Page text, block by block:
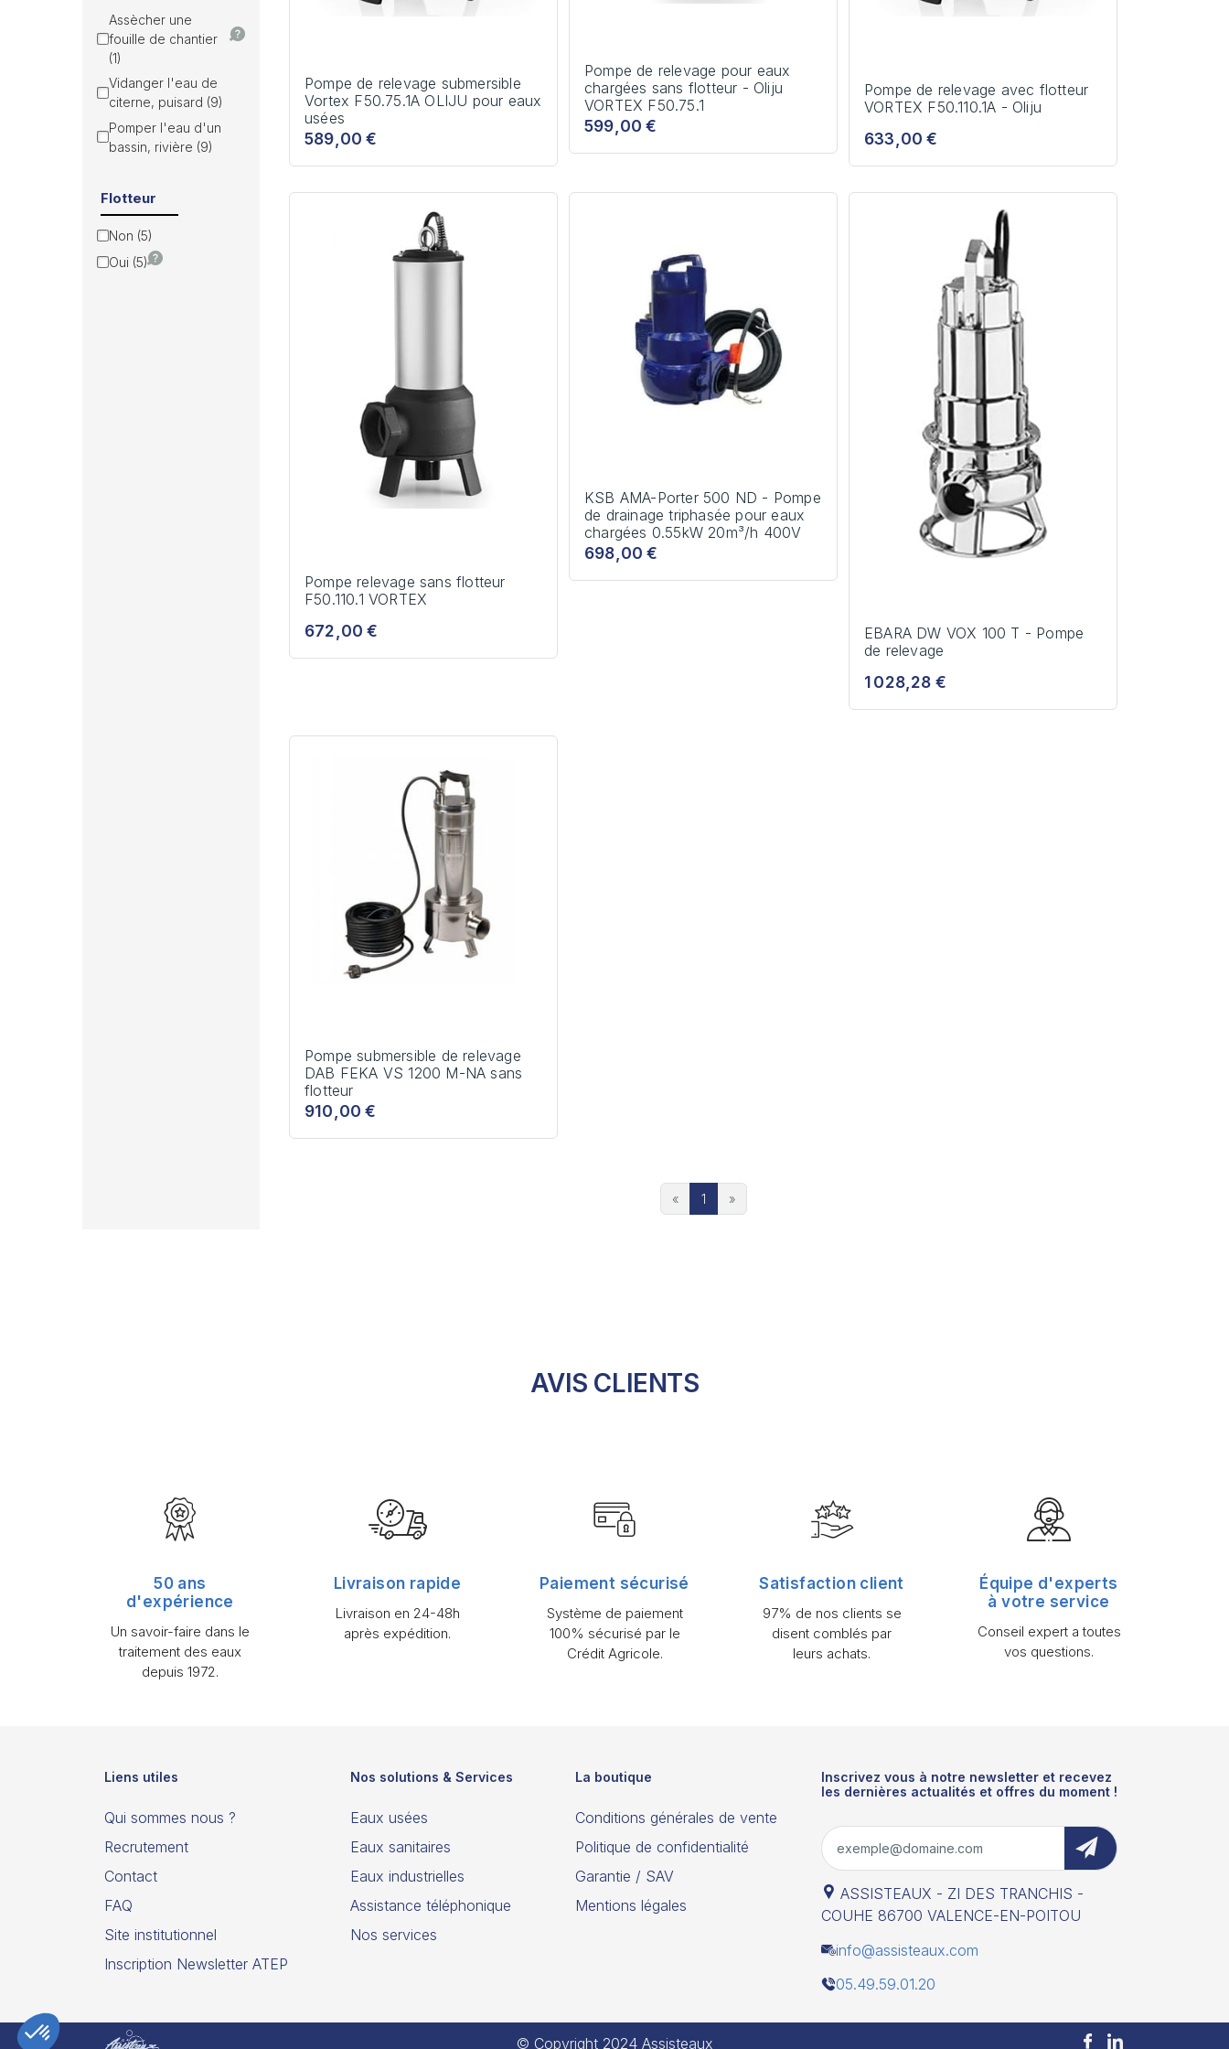
Assècher une
fouille de chantier
(1)
Vidanger l'eau de
citerne, puisard (9)
Pomper l'eau d'un
bassin, rivière (9)
Flotteur
Non (5)
Oui (5)
Pompe de relevage submersible
Vortex F50.75.1A OLIJU pour eaux
usées
589,00 €
Pompe de relevage pour eaux
chargées sans flotteur - Oliju
VORTEX F50.75.1
599,00 €
Pompe de relevage avec flotteur
VORTEX F50.110.1A - Oliju
633,00 €
Pompe relevage sans flotteur
F50.110.1 VORTEX
672,00 €
KSB AMA-Porter 500 ND - Pompe
de drainage triphasée pour eaux
chargées 0.55kW 20m³/h 400V
698,00 €
EBARA DW VOX 100 T - Pompe
de relevage
1 028,28 €
Pompe submersible de relevage
DAB FEKA VS 1200 M-NA sans
flotteur
910,00 €
« 1 »
AVIS CLIENTS
50 ans
d'expérience
Un savoir-faire dans le
traitement des eaux
depuis 1972.
Livraison rapide
Livraison en 24-48h
après expédition.
Paiement sécurisé
Système de paiement
100% sécurisé par le
Crédit Agricole.
Satisfaction client
97% de nos clients se
disent comblés par
leurs achats.
Équipe d'experts
à votre service
Conseil expert a toutes
vos questions.
Liens utiles
Qui sommes nous ?
Recrutement
Contact
FAQ
Site institutionnel
Inscription Newsletter ATEP
Nos solutions & Services
Eaux usées
Eaux sanitaires
Eaux industrielles
Assistance téléphonique
Nos services
La boutique
Conditions générales de vente
Politique de confidentialité
Garantie / SAV
Mentions légales
Inscrivez vous à notre newsletter et recevez
les dernières actualités et offres du moment !
ASSISTEAUX - ZI DES TRANCHIS -
COUHE 86700 VALENCE-EN-POITOU
info@assisteaux.com
05.49.59.01.20
© Copyright 2024 Assisteaux